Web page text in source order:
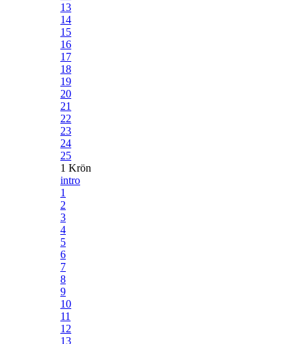
13
14
15
16
17
18
19
20
21
22
23
24
25
1 Krön
intro
1
2
3
4
5
6
7
8
9
10
11
12
13